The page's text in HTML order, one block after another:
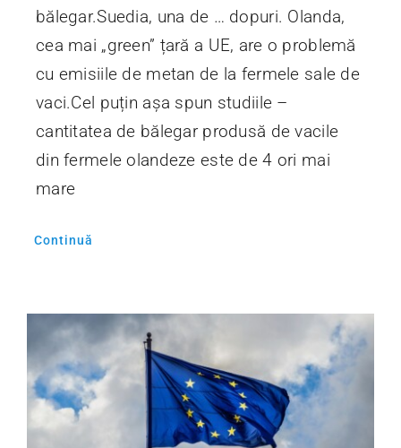
bălegar.Suedia, una de … dopuri. Olanda,
cea mai „green” țară a UE, are o problemă
cu emisiile de metan de la fermele sale de
vaci.Cel puțin așa spun studiile –
cantitatea de bălegar produsă de vacile
din fermele olandeze este de 4 ori mai
mare
Continuă